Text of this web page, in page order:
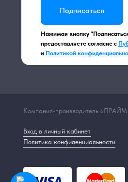
Подписаться
Нажимая кнопку
предоставляете согласие с
и Политикой
Компания-производитель
Политика конфиденциальности
Вход в личный кабинет